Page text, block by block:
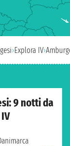
›Explora IV›
9 notti da